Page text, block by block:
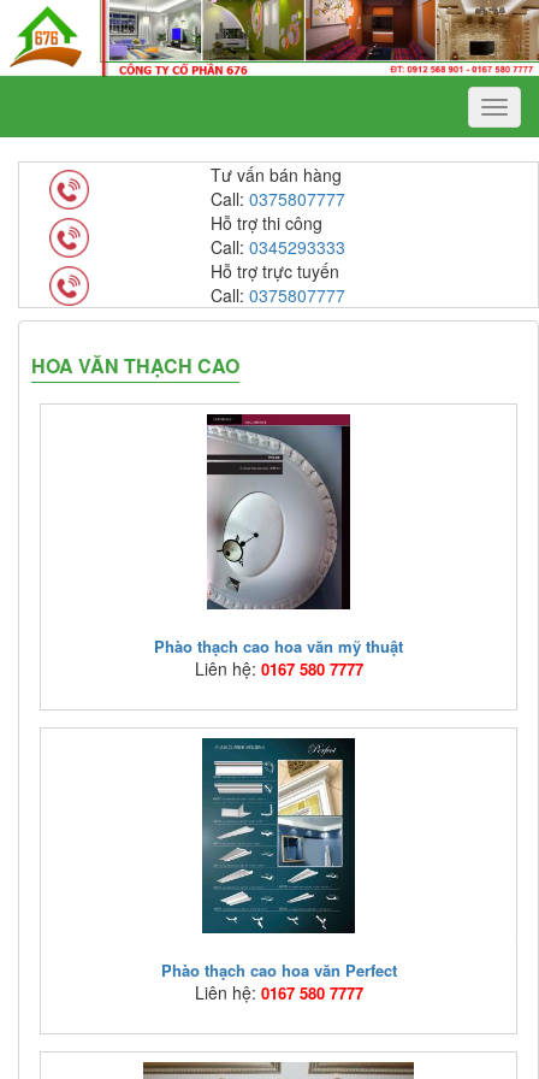
Menu
Tư vấn bán hàng
Call: 0375807777
Hỗ trợ thi công
Call: 0345293333
Hỗ trợ trực tuyến
Call: 0375807777
HOA VĂN THẠCH CAO
Phào thạch cao hoa văn mỹ thuật
Liên hệ: 0167 580 7777
Liên hệ: 0167 580 7777
Phào thạch cao hoa văn mỹ thuật, Phao thach cao hoa
Phào thạch cao hoa văn Perfect
Liên hệ: 0167 580 7777
HVTC02